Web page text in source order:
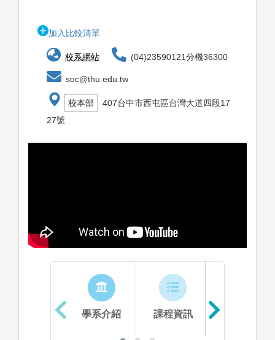
加入比較清單
校系網站 (04)23590121分機36300
soc@thu.edu.tw
校本部
407台中市西屯區台灣大道四段17
27號
學系介紹 課程資訊